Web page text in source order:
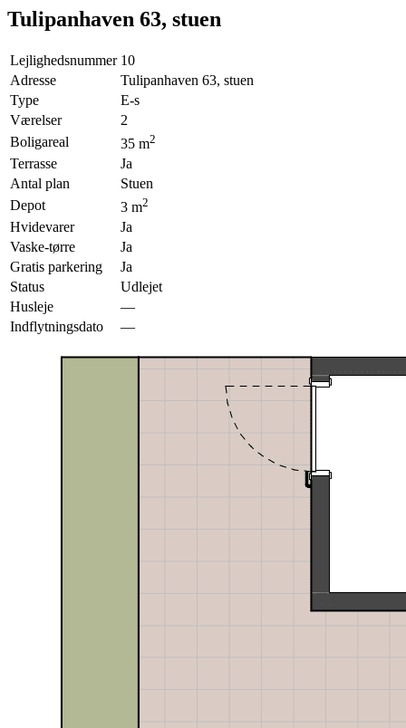
Tulipanhaven 63, stuen
Lejlighedsnummer 10
Adresse
Tulipanhaven 63, stuen
Type
E-s
Værelser
2
Boligareal
35 m2
Terrasse
Ja
Antal plan
Stuen
Depot
3 m2
Hvidevarer
Ja
Vaske-tørre
Ja
Gratis parkering
Ja
Status
Udlejet
Husleje
—
Indflytningsdato
—